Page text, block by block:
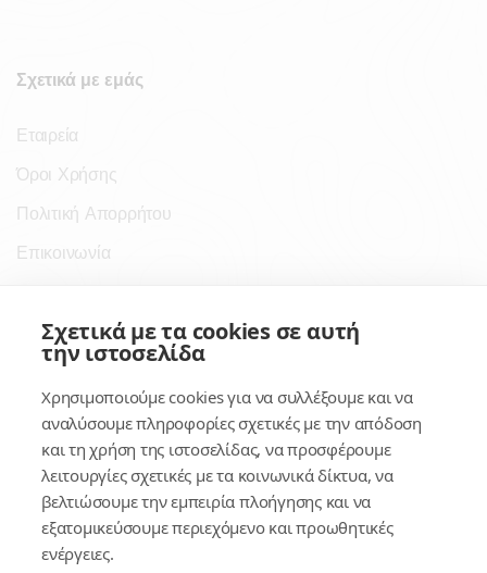
Σχετικά με εμάς
Εταιρεία
Όροι Χρήσης
Πολιτική Απορρήτου
Επικοινωνία
Σύνδεσμοι
Κέντρο Γνώσης
Πλατφόρμα
Εγγραφή
Για δημοσίους υπαλλήλους
Σχετικά με τα cookies σε αυτή
την ιστοσελίδα
Χρησιμοποιούμε cookies για να συλλέξουμε και να
αναλύσουμε πληροφορίες σχετικές με την απόδοση
και τη χρήση της ιστοσελίδας, να προσφέρουμε
λειτουργίες σχετικές με τα κοινωνικά δίκτυα, να
βελτιώσουμε την εμπειρία πλοήγησης και να
εξατομικεύσουμε περιεχόμενο και προωθητικές
ενέργειες.